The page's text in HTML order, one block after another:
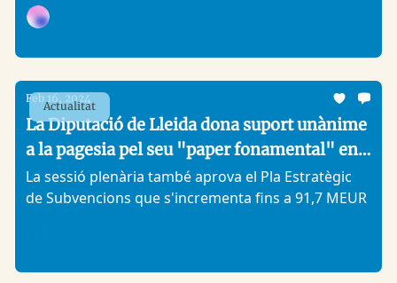
del territori per presentar les activitats de recerca
de l'Institut i en especial en l'ús eficient de l'aigua
Actualitat
Feb 16, 2024
La Diputació de Lleida dona suport unànime
a la pagesia pel seu "paper fonamental" en
l'economia de la demarcació
La sessió plenària també aprova el Pla Estratègic
de Subvencions que s'incrementa fins a 91,7 MEUR